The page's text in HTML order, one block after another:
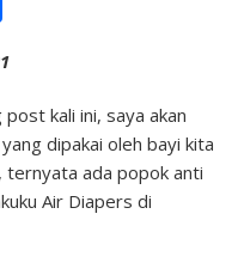
Air
Diapers
kali ini, saya akan
dipakai oleh bayi kita
ternyata ada popok anti
Air Diapers di